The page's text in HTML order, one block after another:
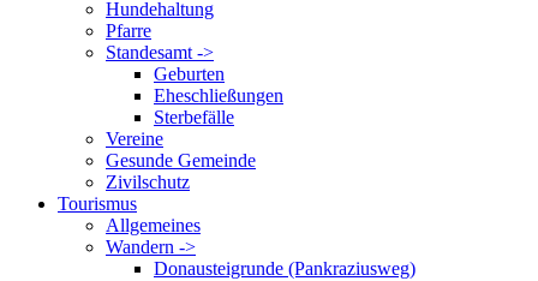
Hundehaltung
Pfarre
Standesamt ->
Geburten
Eheschließungen
Sterbefälle
Vereine
Gesunde Gemeinde
Zivilschutz
Tourismus
Allgemeines
Wandern ->
Donausteigrunde (Pankraziusweg)